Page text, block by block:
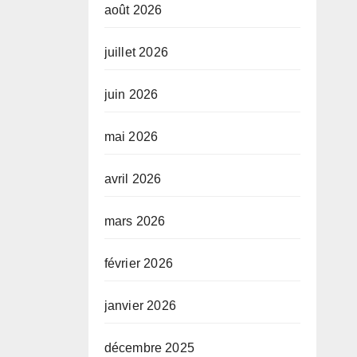
août 2026
juillet 2026
juin 2026
mai 2026
avril 2026
mars 2026
février 2026
janvier 2026
décembre 2025